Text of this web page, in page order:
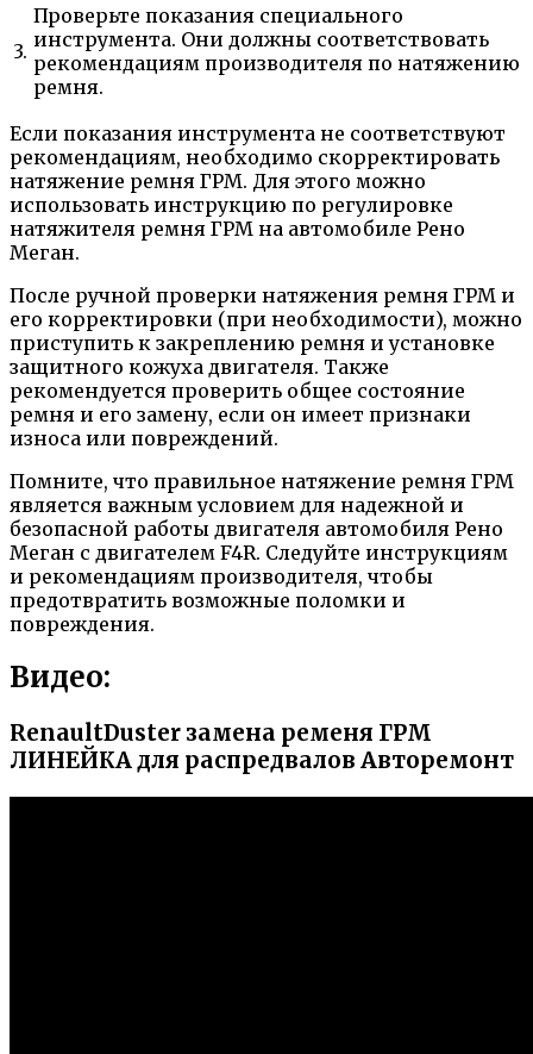
3.
Проверьте показания специального
инструмента. Они должны соответствовать
рекомендациям производителя по натяжению
ремня.
Если показания инструмента не соответствуют
рекомендациям, необходимо скорректировать
натяжение ремня ГРМ. Для этого можно
использовать инструкцию по регулировке
натяжителя ремня ГРМ на автомобиле Рено
Меган.
После ручной проверки натяжения ремня ГРМ и
его корректировки (при необходимости), можно
приступить к закреплению ремня и установке
защитного кожуха двигателя. Также
рекомендуется проверить общее состояние
ремня и его замену, если он имеет признаки
износа или повреждений.
Помните, что правильное натяжение ремня ГРМ
является важным условием для надежной и
безопасной работы двигателя автомобиля Рено
Меган с двигателем F4R. Следуйте инструкциям
и рекомендациям производителя, чтобы
предотвратить возможные поломки и
повреждения.
Видео:
RenaultDuster замена ременя ГРМ
ЛИНЕЙКА для распредвалов Авторемонт